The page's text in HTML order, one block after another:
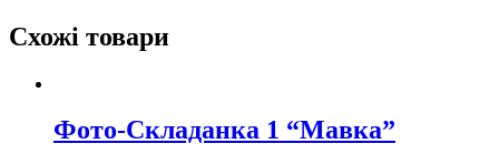
Схожі товари
Фото-Складанка 1 “Мавка”